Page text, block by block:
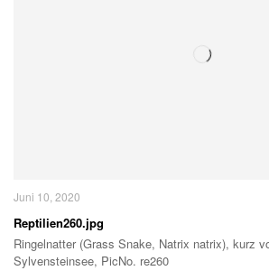
Juni 10, 2020
Reptilien260.jpg
Ringelnatter (Grass Snake, Natrix natrix), kurz
Sylvensteinsee, PicNo. re260